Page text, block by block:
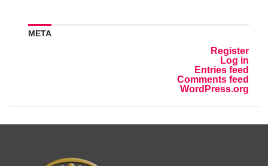
META
Register
Log in
Entries feed
Comments feed
WordPress.org